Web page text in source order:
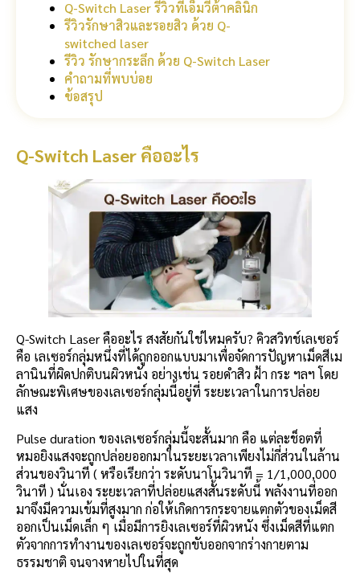
Q-Switch Laser รีวิวที่เอ็มวีต้าคลินิก
รีวิวรักษาสิวและรอยสิว ด้วย Q-
switched laser
รีวิว รักษากระลึก ด้วย Q-Switch Laser
คำถามที่พบบ่อย
ข้อสรุป
Q-Switch Laser คืออะไร
Q-Switch Laser คืออะไร สงสัยกันใช่ไหมครับ? คิวสวิทช์เลเซอร์
คือ เลเซอร์กลุ่มหนึ่งที่ได้ถูกออกแบบมาเพื่อจัดการปัญหาเม็ดสีเม
ลานินที่ผิดปกติบนผิวหนัง อย่างเช่น รอยดำสิว ฝ้า กระ ฯลฯ โดย
ลักษณะพิเศษของเลเซอร์กลุ่มนี้อยู่ที่ ระยะเวลาในการปล่อย
แสง
Pulse duration ของเลเซอร์กลุ่มนี้จะสั้นมาก คือ แต่ละช็อตที่
หมอยิงแสงจะถูกปล่อยออกมาในระยะเวลาเพียงไม่กี่ส่วนในล้าน
ส่วนของวินาที ( หรือเรียกว่า ระดับนาโนวินาที = 1/1,000,000
วินาที ) นั่นเอง ระยะเวลาที่ปล่อยแสงสั้นระดับนี้ พลังงานที่ออก
มาจึงมีความเข้มที่สูงมาก ก่อให้เกิดการกระจายแตกตัวของเม็ดสี
ออกเป็นเม็ดเล็ก ๆ เมื่อมีการยิงเลเซอร์ที่ผิวหนัง ซึ่งเม็ดสีที่แตก
ตัวจากการทำงานของเลเซอร์จะถูกขับออกจากร่างกายตาม
ธรรมชาติ จนจางหายไปในที่สุด